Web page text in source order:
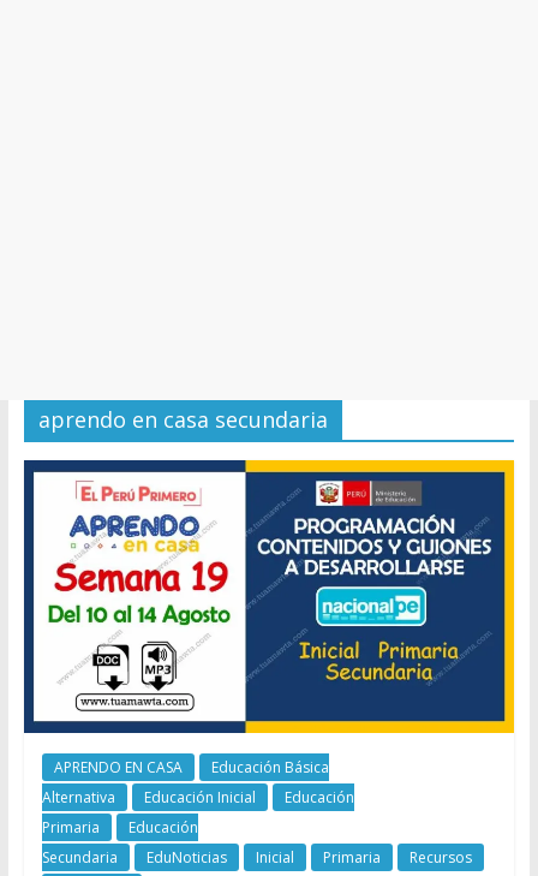
aprendo en casa secundaria
APRENDO EN CASA
Educación Básica
Alternativa
Educación Inicial
Educación
Primaria
Educación
Secundaria
EduNoticias Inicial Primaria
Recursos